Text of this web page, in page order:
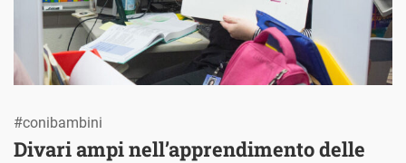
Divari ampi nell’apprendimento delle
#conibambini